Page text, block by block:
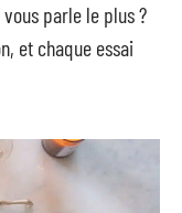
parle le plus ?
et chaque essai